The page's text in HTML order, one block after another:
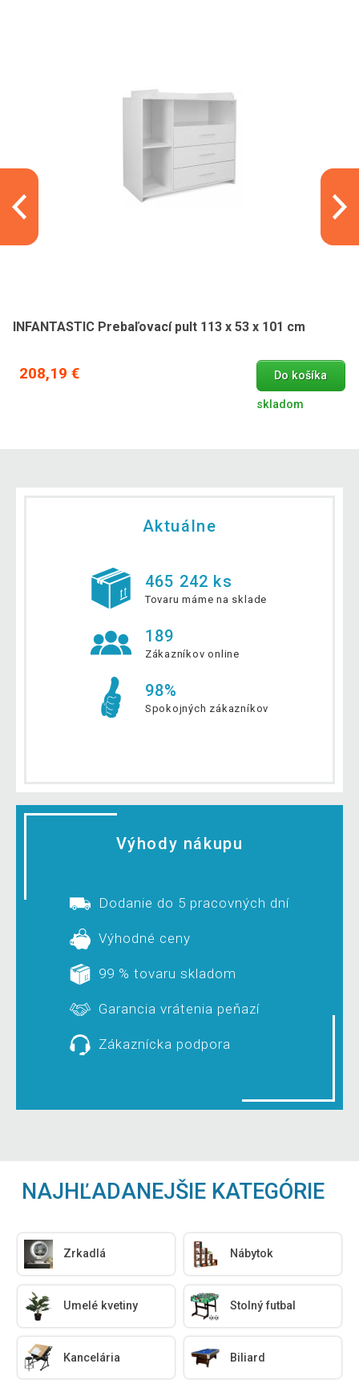
INFANTASTIC Prebaľovací pult 113 x 53 x 101 cm
208,19 € Do košíka
skladom
Aktuálne
465 242 ks
Tovaru máme na sklade
189
Zákazníkov online
98%
Spokojných zákazníkov
Výhody nákupu
Dodanie do 5 pracovných dní
Výhodné ceny
99 % tovaru skladom
Garancia vrátenia peňazí
Zákaznícka podpora
NAJHĽADANEJŠIE KATEGÓRIE
Zrkadlá Nábytok
Umelé kvetiny Stolný futbal
Kancelária Biliard